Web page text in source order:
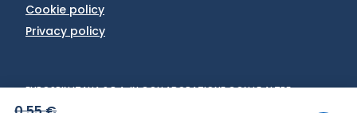
Cookie policy
Privacy policy
EUROSPIN ITALIA S.P.A. IN COLLABORAZIONE CON LE ALTRE
SOCIETÀ DEL GRUPPO - VIA CAMPALTO 3/D - 37036 SAN